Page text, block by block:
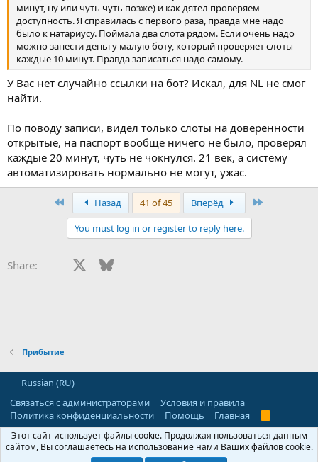
минут, ну или чуть чуть позже) и как дятел проверяем
доступность. Я справилась с первого раза, правда мне надо
было к натариусу. Поймала два слота рядом. Если очень надо
можно занести деньгу малую боту, который проверяет слоты
каждые 10 минут. Правда записаться надо самому.
У Вас нет случайно ссылки на бот? Искал, для NL не смог
найти.
По поводу записи, видел только слоты на доверенности
открытые, на паспорт вообще ничего не было, проверял
каждые 20 минут, чуть не чокнулся. 21 век, а систему
автоматизировать нормально не могут, ужас.
Назад 41 of 45 Вперёд
You must log in or register to reply here.
Share: Facebook Bluesky
Прибытие
Russian (RU)
Связаться с администраторами
Условия и правила
Политика конфиденциальности
Помощь Главная
R
S
Community platform by XenForo ® © 2010-2025 XenForo Ltd.
Перевод:XF-Russia.ru
Этот сайт использует файлы cookie. Продолжая пользоваться данным
сайтом, Вы соглашаетесь на использование нами Ваших файлов cookie.